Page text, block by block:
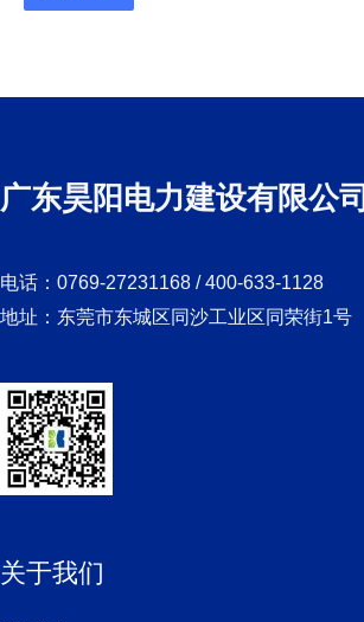
广东昊阳电力建设有限公司
电话：0769-27231168 / 400-633-1128
地址：东莞市东城区同沙工业区同荣街1号
关于我们